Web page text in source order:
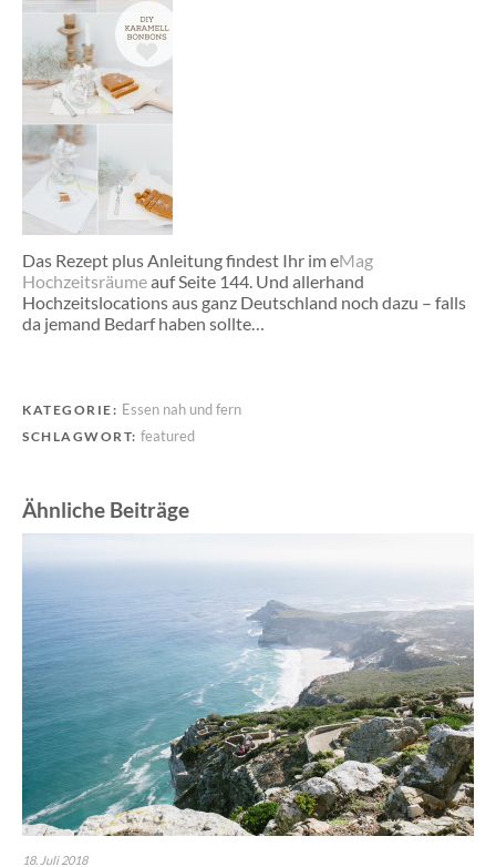
Das Rezept plus Anleitung findest Ihr im eMag
Hochzeitsräumeauf Seite 144. Und allerhand
Hochzeitslocations aus ganz Deutschland noch dazu – falls
da jemand Bedarf haben sollte…
KATEGORIE: Essen nah und fern
SCHLAGWORT: featured
Ähnliche Beiträge
18. Juli 2018